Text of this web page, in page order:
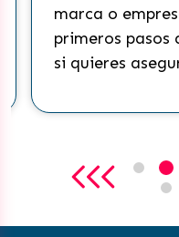
marca o
primeros pasos
si quieres